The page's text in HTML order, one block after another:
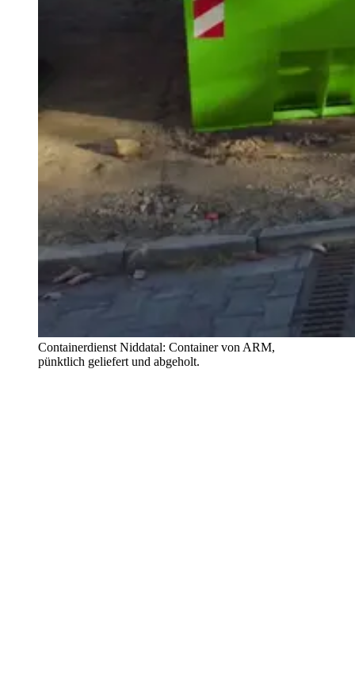
Containerdienst Niddatal: Container von ARM,
pünktlich geliefert und abgeholt.